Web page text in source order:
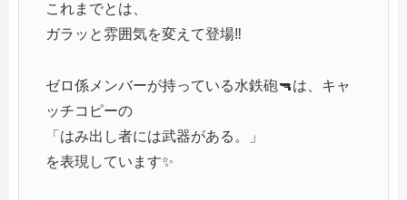
これまでとは、
ガラッと雰囲気を変えて登場‼️
ゼロ係メンバーが持っている水鉄砲🔫は、キャ
ッチコピーの
「はみ出し者には武器がある。」
を表現しています✨